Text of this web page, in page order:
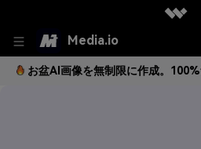
Media.io
お盆AI画像を無制限に作成。100%